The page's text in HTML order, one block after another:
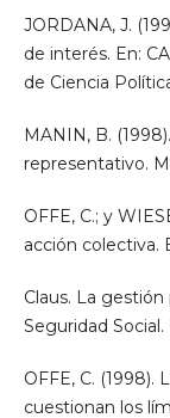
JORDANA, J.
de interés. En:
de Ciencia
MANIN, B.
representativo.
OFFE, C.; y
acción colectiva.
Claus. La
Seguridad Social.
OFFE, C.
cuestionan los